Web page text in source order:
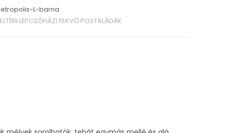
L-barna
LÉPCSŐHÁZI FEKVŐ POSTALÁDÁK